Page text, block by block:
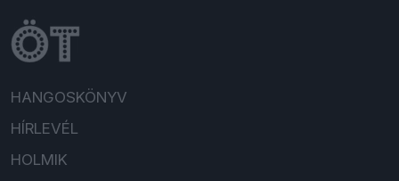
HANGOSKÖNYV
HÍRLEVÉL
HOLMIK